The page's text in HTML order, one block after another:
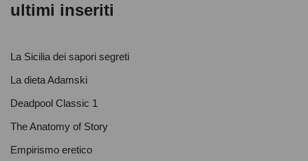
ultimi inseriti
La Sicilia dei sapori segreti
La dieta Adamski
Deadpool Classic 1
The Anatomy of Story
Empirismo eretico